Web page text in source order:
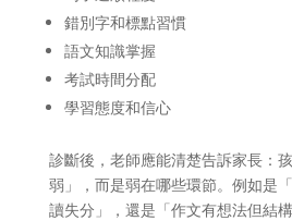
錯別字和標點習慣
語文知識掌握
考試時間分配
學習態度和信心
診斷後，老師應能清楚告訴家長：
弱」，而是弱在哪些環節。例如是
讀失分」，還是「作文有想法但結構